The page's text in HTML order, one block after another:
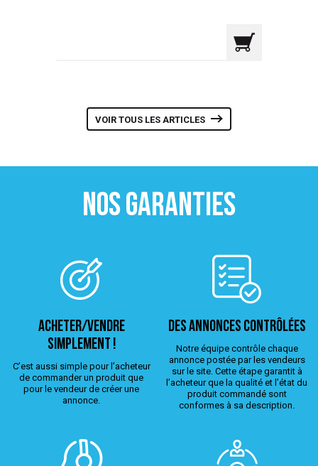
VOIR TOUS LES ARTICLES
NOS GARANTIES
ACHETER/VENDRE
simplement !
C’est aussi simple pour l’acheteur
de commander un produit que
pour le vendeur de créer une
annonce.
Des annonces contrôlées
Notre équipe contrôle chaque
annonce postée par les vendeurs
sur le site. Cette étape garantit à
l’acheteur que la qualité et l’état du
produit commandé sont
conformes à sa description.